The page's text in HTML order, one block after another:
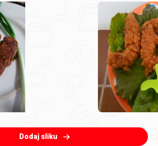
Dodaj sliku